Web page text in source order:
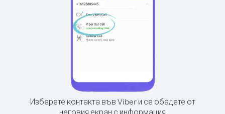
Изберете контакта във Viber и се обадете от
неговия екран с информация